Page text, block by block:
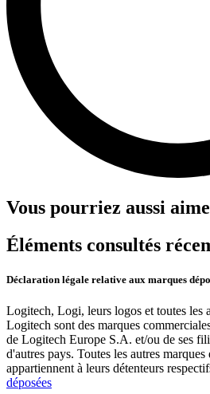
Vous pourriez aussi
Éléments consultés
Déclaration légale relative aux marques
Logitech, Logi, leurs logos et toutes les
Logitech sont des marques
de Logitech Europe S.A. et/ou de ses
d'autres pays. Toutes les autres marques
appartiennent à leurs détenteurs
déposées